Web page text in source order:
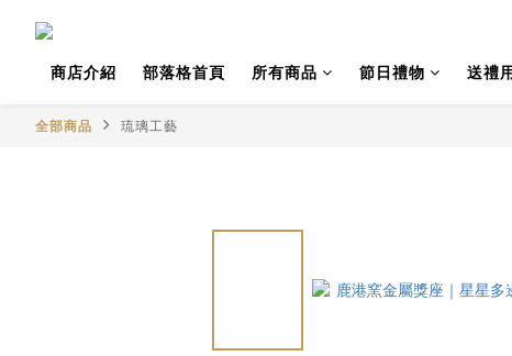
商店介紹 部落格首頁 所有商品 節日禮物 送禮
全部商品 琉璃工藝